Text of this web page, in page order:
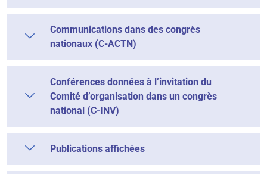
Communications dans des congrès
nationaux (C-ACTN)
Conférences données à l’invitation du
Comité d’organisation dans un congrès
national (C-INV)
Publications affichées